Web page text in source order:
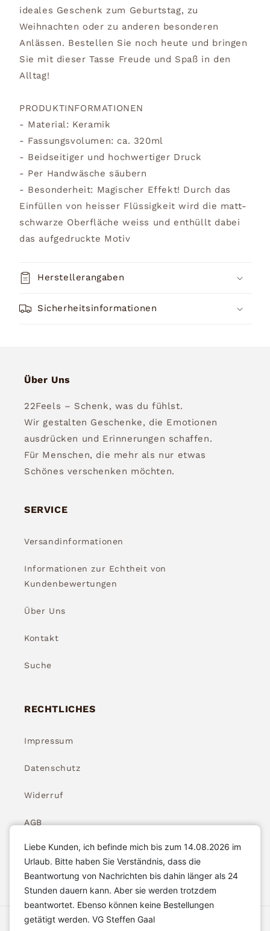
ideales Geschenk zum Geburtstag, zu
Weihnachten oder zu anderen besonderen
Anlässen. Bestellen Sie noch heute und bringen
Sie mit dieser Tasse Freude und Spaß in den
Alltag!
PRODUKTINFORMATIONEN
- Material: Keramik
- Fassungsvolumen: ca. 320ml
- Beidseitiger und hochwertiger Druck
- Per Handwäsche säubern
- Besonderheit: Magischer Effekt! Durch das
Einfüllen von heisser Flüssigkeit wird die matt-
schwarze Oberfläche weiss und enthüllt dabei
das aufgedruckte Motiv
Herstellerangaben
Sicherheitsinformationen
Über Uns
22Feels – Schenk, was du fühlst.
Wir gestalten Geschenke, die Emotionen
ausdrücken und Erinnerungen schaffen.
Für Menschen, die mehr als nur etwas
Schönes verschenken möchten.
SERVICE
Versandinformationen
Informationen zur Echtheit von
Kundenbewertungen
Über Uns
Kontakt
Suche
RECHTLICHES
Impressum
Datenschutz
Widerruf
AGB
Widerrufsbelehrung
Liebe Kunden, ich befinde mich bis zum 14.08.2026 im
Urlaub. Bitte haben Sie Verständnis, dass die
Beantwortung von Nachrichten bis dahin länger als 24
Stunden dauern kann. Aber sie werden trotzdem
beantwortet. Ebenso können keine Bestellungen
getätigt werden. VG Steffen Gaal